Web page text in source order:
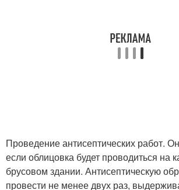
Проведение антисептических работ.
если облицовка будет проводиться на
брусовом здании. Антисептическую
провести не менее двух раз,